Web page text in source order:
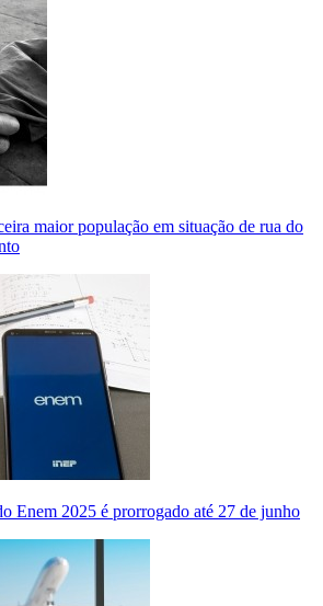
maior população em situação de rua do
Enem 2025 é prorrogado até 27 de junho